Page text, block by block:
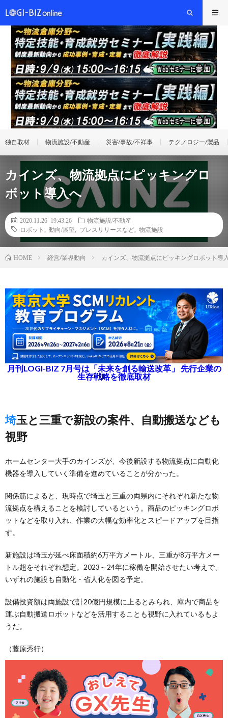
独自取材 物流施設/不動産 災害/事故/不祥事 テクノロジー/製品
カインズ、物流拠点にピッキングロ
ボット導入へ
2020.11.26 19:43:26
物流施設/不動産
ロボット
動向/展望 プレスリリースなど 物流施設
HOME 経営/業界動向 カインズ、物流拠点にピッキングロボット導
月刊LOGI-BIZ 7月号は「未来を創る輸送改革」 先行企業の
生存戦略を徹底取材
埼玉と三重で新設の案件、自動搬送なども
視野
ホームセンター大手のカインズが、今後新設する物流拠点に自動化
機器を導入していく準備を進めていることが分かった。
関係筋によると、現時点で埼玉と三重の両県内にそれぞれ新たな物
流拠点を構えることを検討しているという。商品のピッキングロボ
ットなどを取り入れ、作業の大幅な効率化とスピードアップを目指
す。
新施設は埼玉が延べ床面積約6万平方メートル、三重が8万平方メー
トル超をそれぞれ想定。2023～24年に稼働を開始させたい考えで、
いずれの施設も自動化・省人化を図る予定。
設備投資額は両施設で計20億円規模に上るとみられ、庫内で商品を
運ぶ自動搬送ロボットなどを活用することも視野に入れているもよ
うだ。
（藤原秀行）